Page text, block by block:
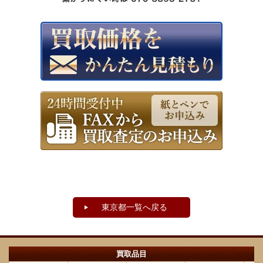
東京都一覧へ戻る
買取品目